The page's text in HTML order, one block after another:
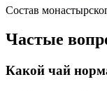
Состав
Частые
Какой чай